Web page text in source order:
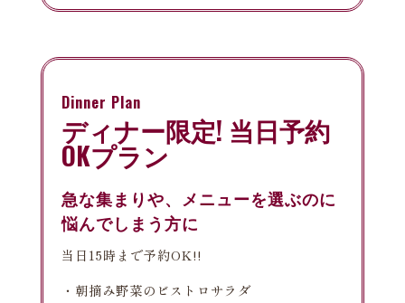
Dinner Plan
ディナー限定! 当日予約
OKプラン
急な集まりや、メニューを選ぶのに
悩んでしまう方に
当日15時まで予約OK!!
・朝摘み野菜のビストロサラダ